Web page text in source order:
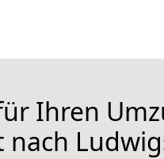
Ihren